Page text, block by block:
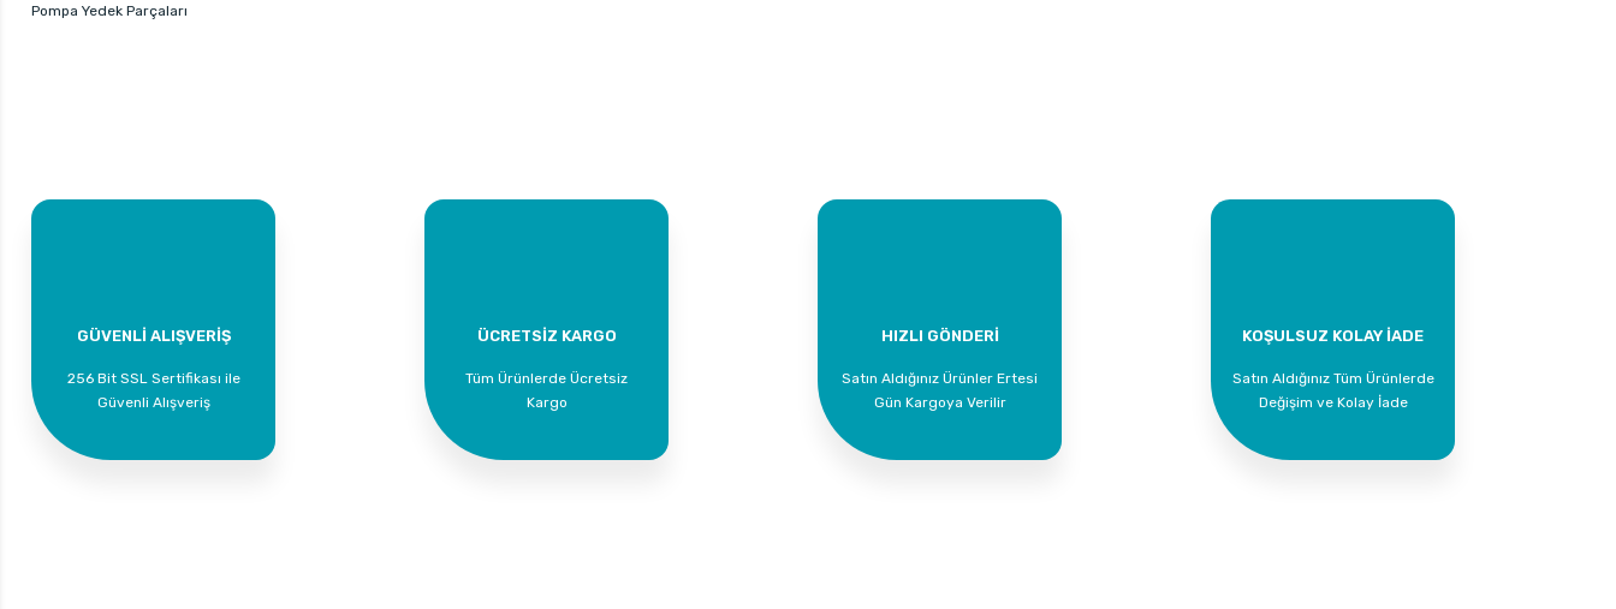
Pompa Yedek Parçaları
GÜVENLİ ALIŞVERİŞ
256 Bit SSL Sertifikası ile
Güvenli Alışveriş
ÜCRETSİZ KARGO
Tüm Ürünlerde Ücretsiz
Kargo
HIZLI GÖNDERİ
Satın Aldığınız Ürünler Ertesi
Gün Kargoya Verilir
KOŞULSUZ KOLAY İADE
Satın Aldığınız Tüm Ürünlerde
Değişim ve Kolay İade